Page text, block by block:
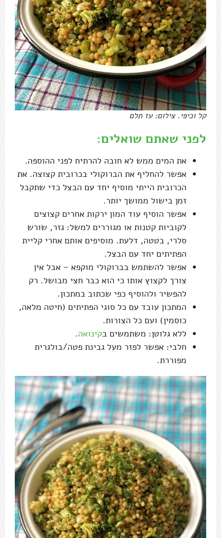
קל וכיפי. צילום: עז תלם
לפני שאתם שואלים:
את המים ממש לא חובה להרתיח לפני ההוספה.
אפשר להחליף את הברוקולי בכרובית קצוצה. את
הכרובית הייתי מוסיף יחד עם הבצל כדי שתקבל
זמן בישול ממושך יותר.
אפשר הוסיף עוד המון ירקות אחרים קצוצים
לקוביות קטנות או מגוררים למשל: גזר, שורש
סלרי, בטטה, דלעת. מוסיפים אותם אחרי קליית
הפתיתים יחד עם הבצל.
אפשר להשתמש בברוקולי מוקפא – אבל אין
צורך לקצוץ אותו כי הוא כבר חצי מבושל. רק
להפשיר ולהוסיף כפי שכתוב במתכון.
המתכון עובד עם כל סוגי הפתיתים (חיטה מלאה,
כוסמין) ועם כל הצורות.
ללא גלוטן: משתמשים בקינואה.
חלבי: אפשר לפזר מעל גבינת פטה/בולגרית
מפוררת.